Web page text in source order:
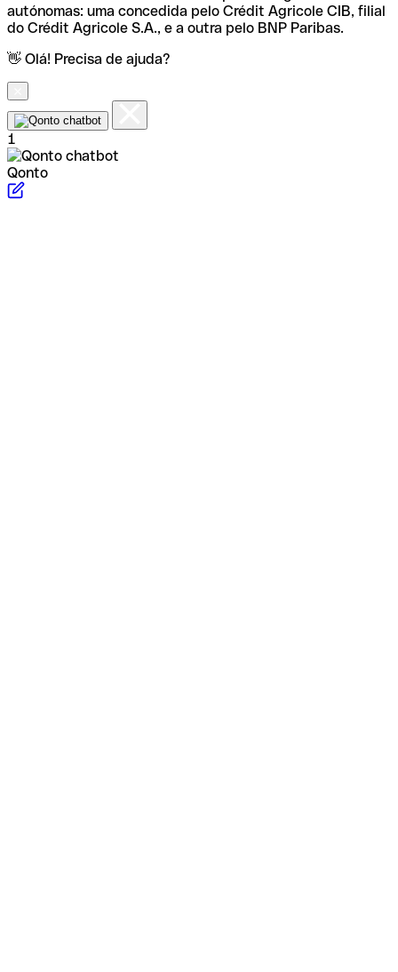
autónomas: uma concedida pelo Crédit Agricole CIB, filial
do Crédit Agricole S.A., e a outra pelo BNP Paribas.
👋 Olá! Precisa de ajuda?
1
Qonto